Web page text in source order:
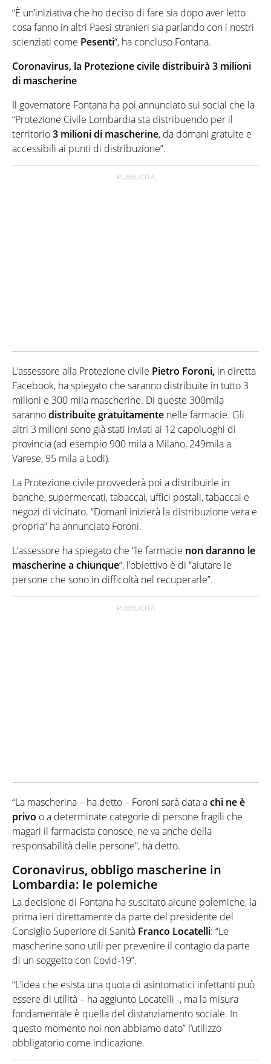
“È un’iniziativa che ho deciso di fare sia dopo aver letto
cosa fanno in altri Paesi stranieri sia parlando con i nostri
scienziati come Pesenti“, ha concluso Fontana.
Coronavirus, la Protezione civile distribuirà 3 milioni
di mascherine
Il governatore Fontana ha poi annunciato sui social che la
“Protezione Civile Lombardia sta distribuendo per il
territorio3 milioni di mascherine, da domani gratuite e
accessibili ai punti di distribuzione”.
L’assessore alla Protezione civile Pietro Foroni, in diretta
Facebook, ha spiegato che saranno distribuite in tutto 3
milioni e 300 mila mascherine. Di queste 300mila
sarannodistribuite gratuitamente nelle farmacie. Gli
altri 3 milioni sono già stati inviati ai 12 capoluoghi di
provincia (ad esempio 900 mila a Milano, 249mila a
Varese, 95 mila a Lodi).
La Protezione civile provvederà poi a distribuirle in
banche, supermercati, tabaccai, uffici postali, tabaccai e
negozi di vicinato. “Domani inizierà la distribuzione vera e
propria” ha annunciato Foroni.
L’assessore ha spiegato che “le farmacie non daranno le
mascherine a chiunque“, l’obiettivo è di “aiutare le
persone che sono in difficoltà nel recuperarle”.
“La mascherina – ha detto – Foroni sarà data achi ne è
privo o a determinate categorie di persone fragili che
magari il farmacista conosce, ne va anche della
responsabilità delle persone”, ha detto.
Coronavirus, obbligo mascherine in
Lombardia: le polemiche
La decisione di Fontana ha suscitato alcune polemiche, la
prima ieri direttamente da parte del presidente del
Consiglio Superiore di Sanità Franco Locatelli: “Le
mascherine sono utili per prevenire il contagio da parte
di un soggetto con Covid-19”.
“L’idea che esista una quota di asintomatici infettanti può
essere di utilità – ha aggiunto Locatelli -, ma la misura
fondamentale è quella del distanziamento sociale. In
questo momento noi non abbiamo dato” l’utilizzo
obbligatorio come indicazione.